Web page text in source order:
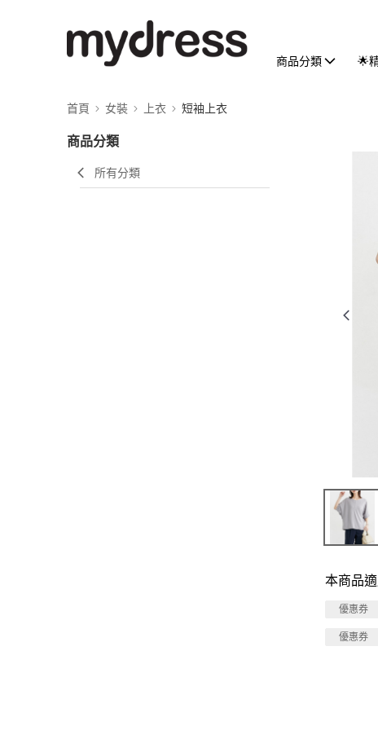
商品分類 🌟
首頁 女裝 上衣 短袖上衣
商品分類
所有分類
本商品
優惠券
優惠券